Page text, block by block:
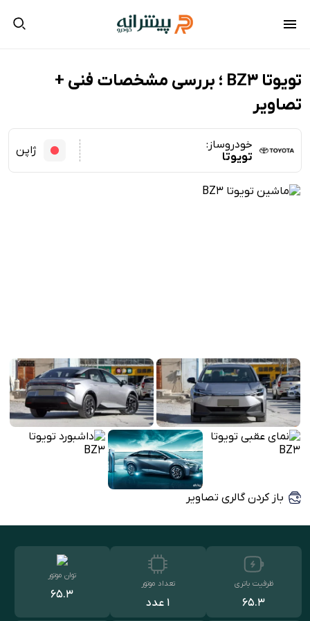
تویوتا BZ3 ؛ بررسی مشخصات فنی +
تصاویر
خودروساز:
تویوتا
ژاپن
باز کردن گالری تصاویر
ظرفیت باتری
۶۵.۳
کیلووات‌ساعت
تعداد موتور
1 عدد
توان موتور
۶۵.۳